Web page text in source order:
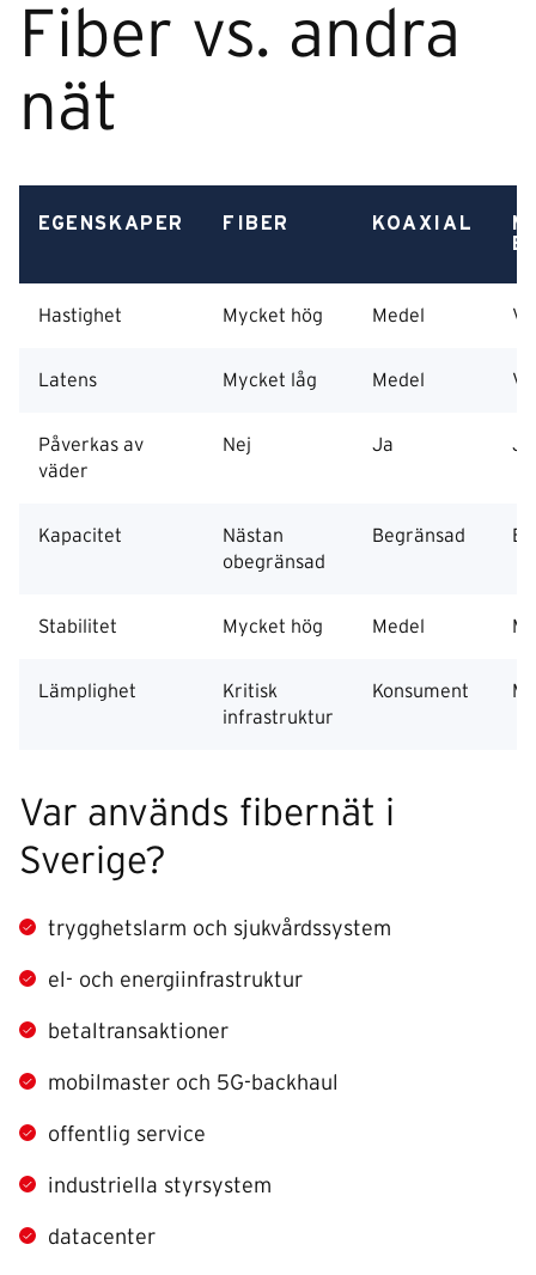
Fiber vs. andra
nät
EGENSKAPER FIBER KOAXIAL
Hastighet Mycket hög Medel
Latens Mycket låg Medel
Påverkas av
väder
Nej Ja Ja
Kapacitet
Nästan
obegränsad
Begränsad
Stabilitet Mycket hög Medel
Lämplighet
Kritisk
infrastruktur
Konsument
Var används fibernät i
Sverige?
trygghetslarm och sjukvårdssystem
el- och energiinfrastruktur
betaltransaktioner
mobilmaster och 5G-backhaul
offentlig service
industriella styrsystem
datacenter